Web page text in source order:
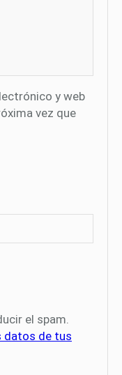
y web
vez que
el spam.
datos de tus